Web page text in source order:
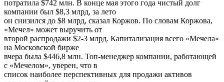
потратила $742 млн. В конце мая этого года чистый долг
компании был $8,3 млрд, за лето
он снизился до $8 млрд, сказал Коржов. По словам Коржова,
«Мечел» может выручить от
второй распродажи $2-3 млрд. Капитализация всего «Мечела»
на Московской бирже
вчера была $446,8 млн. Топ-менеджер компании, работающей
с «Мечелом», уверен, что в
список наиболее перспективных для продажи активов